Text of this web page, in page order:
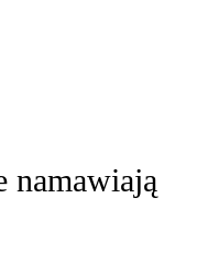
namawiają